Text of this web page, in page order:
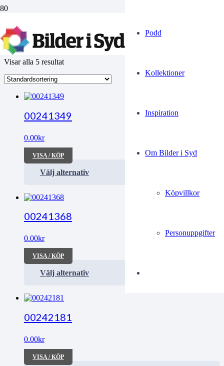
Podd
Kollektioner
Inspiration
Om Bilder i Syd
Köpvillkor
Personuppgifter
Skottland-Sverige
Visar alla 5 resultat
00241349
0.00kr
VISA / KÖP
Välj alternativ
00241368
0.00kr
VISA / KÖP
Välj alternativ
00242181
0.00kr
VISA / KÖP